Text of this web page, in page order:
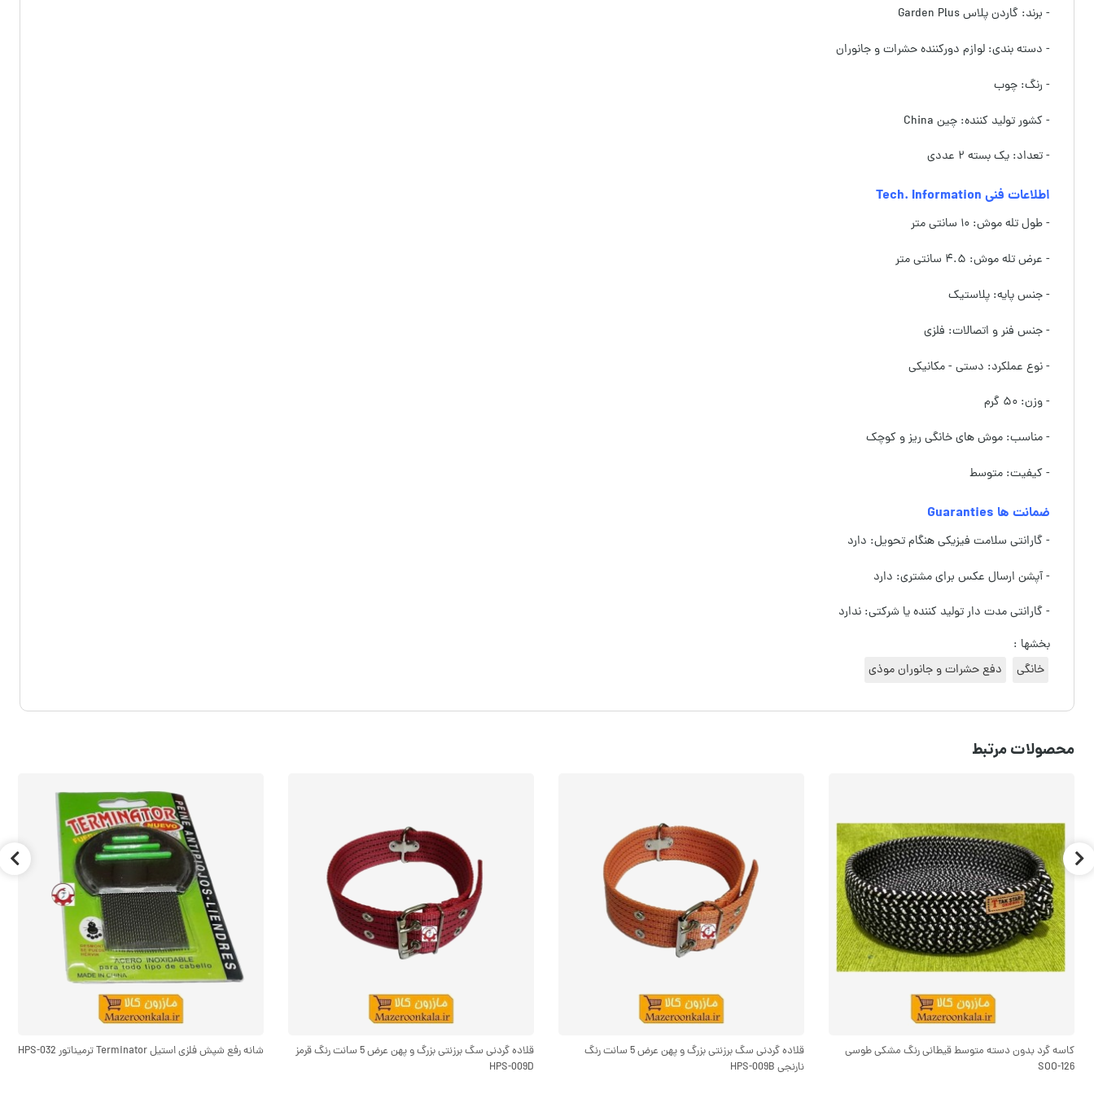
- برند: گاردن پلاس Garden Plus
- دسته بندی: لوازم دورکننده حشرات و جانوران
- رنگ: چوب
- کشور تولید کننده: چین China
- تعداد: یک بسته ۲ عددی
اطلاعات فنی Tech. Information
- طول تله موش: ۱۰ سانتی متر
- عرض تله موش: ۴.۵ سانتی متر
- جنس پایه: پلاستیک
- جنس فنر و اتصالات: فلزی
- نوع عملکرد: دستی - مکانیکی
- وزن: ۵۰ گرم
- مناسب: موش های خانگی ریز و کوچک
- کیفیت: متوسط
ضمانت ها Guaranties
- گارانتی سلامت فیزیکی هنگام تحویل: دارد
- آپشن ارسال عکس برای مشتری: دارد
- گارانتی مدت دار تولید کننده یا شرکتی: ندارد
بخشها :
خانگی
دفع حشرات و جانوران موذی
محصولات مرتبط
کاسه گرد بدون دسته متوسط قیطانی رنگ مشکی طوسی
SOO-126
قلاده گردنی سگ برزنتی بزرگ و پهن عرض 5 سانت رنگ
نارنجی HPS-009B
قلاده گردنی سگ برزنتی بزرگ و پهن عرض 5 سانت رنگ قرمز
HPS-009D
شانه رفع شپش فلزی استیل Terminator ترمیناتور HPS-032